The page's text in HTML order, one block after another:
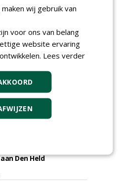
gunt groot
bos'' binnen de
houtkap aan
Maastricht gunt
MUMC+ aan Jonkers
Landscaping Group en
bestek 1879;
Den Held
wij gebruik van
voor ons van belang
website ervaring
Lees verder